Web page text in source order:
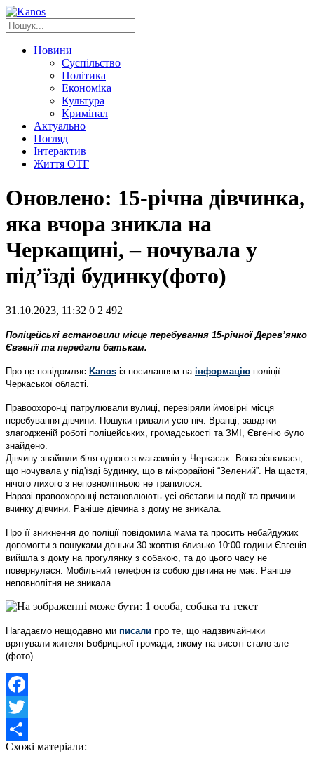
Новини
Суспільство
Політика
Економіка
Культура
Кримінал
Актуально
Погляд
Інтерактив
Життя ОТГ
Оновлено: 15-річна дівчинка,
яка вчора зникла на
Черкащині, – ночувала у
під’їзді будинку(фото)
31.10.2023, 11:32 0 2 492
Поліцейські встановили місце перебування 15-річної Деревʼянко
Євгенії та передали батькам.
Про це повідомляє Kanos із посиланням на інформацію поліції
Черкаської області.
Правоохоронці патрулювали вулиці, перевіряли ймовірні місця
перебування дівчини. Пошуки тривали усю ніч. Вранці, завдяки
злагодженій роботі поліцейських, громадськості та ЗМІ, Євгенію було
знайдено.
Дівчину знайшли біля одного з магазинів у Черкасах. Вона зізналася,
що ночувала у під'їзді будинку, що в мікрорайоні “Зелений”.
На щастя,
нічого лихого з неповнолітньою не трапилося.
Наразі правоохоронці встановлюють усі обставини події та причини
вчинку дівчини. Раніше дівчина з дому не зникала.
Про її зникнення до поліції повідомила мама та просить небайдужих
допомогти з пошуками доньки. 30 жовтня близько 10:00 години Євгенія
вийшла з дому на прогулянку з собакою, та до цього часу не
повернулася. Мобільний телефон із собою дівчина не має. Раніше
неповнолітня не зникала.
Нагадаємо нещодавно ми писали про те, що надзвичайники
врятували жителя Бобрицької громади, якому на висоті стало зле
(фото) .
Facebook
Twitter
Share
Схожі матеріали: